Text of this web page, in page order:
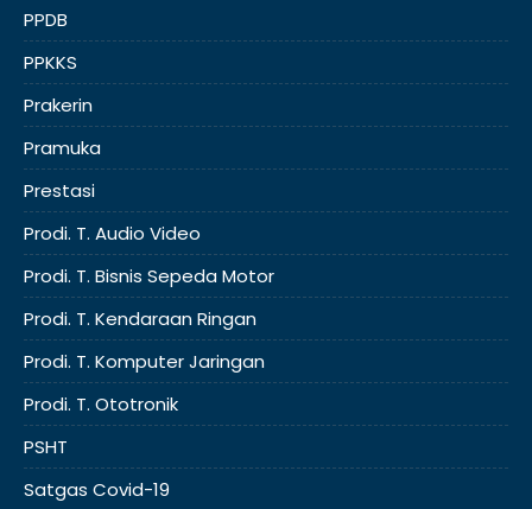
PPDB
PPKKS
Prakerin
Pramuka
Prestasi
Prodi. T. Audio Video
Prodi. T. Bisnis Sepeda Motor
Prodi. T. Kendaraan Ringan
Prodi. T. Komputer Jaringan
Prodi. T. Ototronik
PSHT
Satgas Covid-19